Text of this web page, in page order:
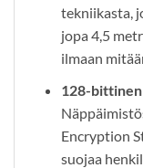
tekniikasta,
jopa 4,5
ilmaan
128-bittinen
Encryption
suojaa